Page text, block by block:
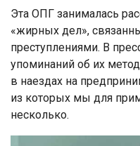
Эта ОПГ занималась
«жирных дел»,
преступлениями. В
упоминаний об их
в наездах на
из которых мы для
несколько.